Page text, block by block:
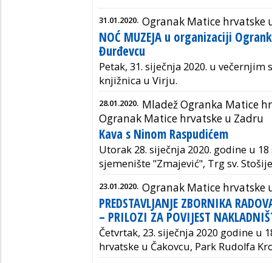
31.01.2020. Ogranak Matice hrvatske
NOĆ MUZEJA u organizaciji
Đurđevcu
Petak, 31. siječnja 2020. u večernjim
knjižnica u Virju.
28.01.2020. Mladež Ogranka Matice
Ogranak Matice hrvatske u Zadru
Kava s Ninom Raspudićem
Utorak 28. siječnja 2020. godine u
sjemenište "Zmajević", Trg sv.
23.01.2020. Ogranak Matice hrvatske
PREDSTAVLJANJE ZBORNIKA
– PRILOZI ZA POVIJEST
Četvrtak, 23. siječnja 2020 godine u
hrvatske u Čakovcu, Park Rudolfa